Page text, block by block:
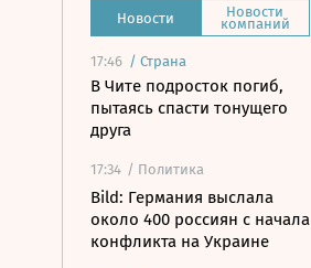
Новости Новости
компаний
17:46 / Страна
В Чите подросток погиб,
пытаясь спасти тонущего
друга
17:34 / Политика
Bild: Германия выслала
около 400 россиян с начала
конфликта на Украине